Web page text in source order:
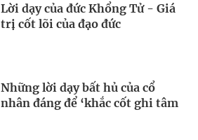
Lời dạy của đức Khổng Tử - Giá
trị cốt lõi của đạo đức
Những lời dạy bất hủ của cổ
nhân đáng để ‘khắc cốt ghi tâm